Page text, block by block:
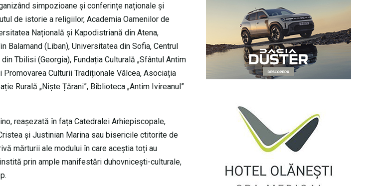
simpozioane și conferințe naționale și
de istorie a religiilor, Academia Oamenilor de
Națională și Kapodistriană din Atena,
(Liban), Universitatea din Sofia, Centrul
Tbilisi (Georgia), Fundația Culturală „Sfântul Antim
Promovarea Culturii Tradiționale Vâlcea, Asociația
Rurală „Niște Țărani”, Biblioteca „Antim Ivireanul”
reașezată în fața Catedralei Arhiepiscopale,
și Justinian Marina sau bisericile ctitorite de
mărturii ale modului în care aceștia toți au
prin ample manifestări duhovnicești-culturale,